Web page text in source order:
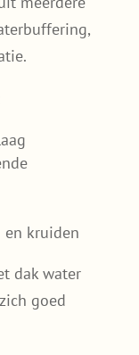
en kruiden
dak water
goed